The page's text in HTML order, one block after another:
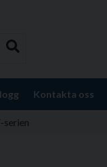
Kontakta oss
serien